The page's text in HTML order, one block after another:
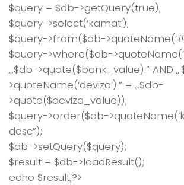
$query = $db->getQuery(true);
$query->select(‘kamat’);
$query->from($db-
$query->where($db-
„.$db->quote($bank_value).” AND
>quoteName(‘deviza’).” = „.$db-
>quote($deviza_value));
$query->order($db-
desc”);
$db->setQuery($query);
$result = $db->loadResult();
echo $result;?>